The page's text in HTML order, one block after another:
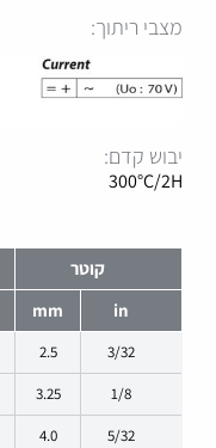
מצבי ריתוך:
יבוש קדם:
300°C/2H
קוטר
in
mm
3/32
2.5
1/8
3.25
5/32
4.0